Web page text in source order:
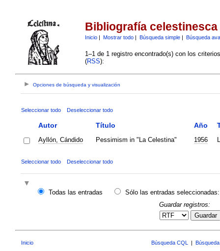
Bibliografía celestinesca
Inicio| Mostrar todo| Búsqueda simple| Búsqueda
1–1 de 1 registro encontrado(s) con los
(RSS):
Opciones de búsqueda y visualización
Seleccionar todo Deseleccionar todo
Autor Título Año
Ayllón, Cándido Pessimism in "La Celestina" 1956
Seleccionar todo Deseleccionar todo
Todas las entradas
Sólo las entradas seleccionadas:
Guardar registros:
Guardar
Inicio Búsqueda CQL